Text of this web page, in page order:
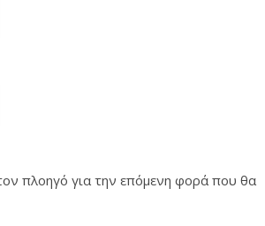
πλοηγό για την επόμενη φορά που θα